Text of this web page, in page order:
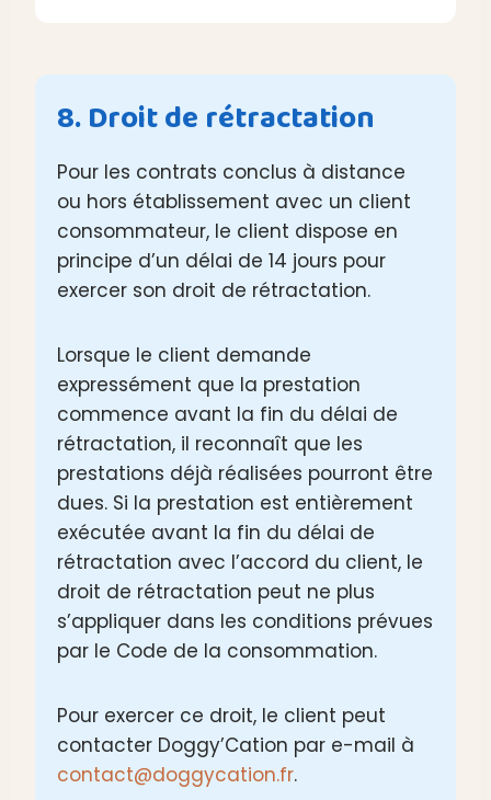
8. Droit de rétractation
Pour les contrats conclus à distance
ou hors établissement avec un client
consommateur, le client dispose en
principe d’un délai de 14 jours pour
exercer son droit de rétractation.
Lorsque le client demande
expressément que la prestation
commence avant la fin du délai de
rétractation, il reconnaît que les
prestations déjà réalisées pourront être
dues. Si la prestation est entièrement
exécutée avant la fin du délai de
rétractation avec l’accord du client, le
droit de rétractation peut ne plus
s’appliquer dans les conditions prévues
par le Code de la consommation.
Pour exercer ce droit, le client peut
contacter Doggy’Cation par e-mail à
contact@doggycation.fr.